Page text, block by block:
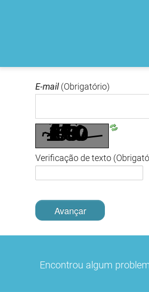
E-mail (Obrigatório)
Verificação de texto
Avançar
Encontrou algum